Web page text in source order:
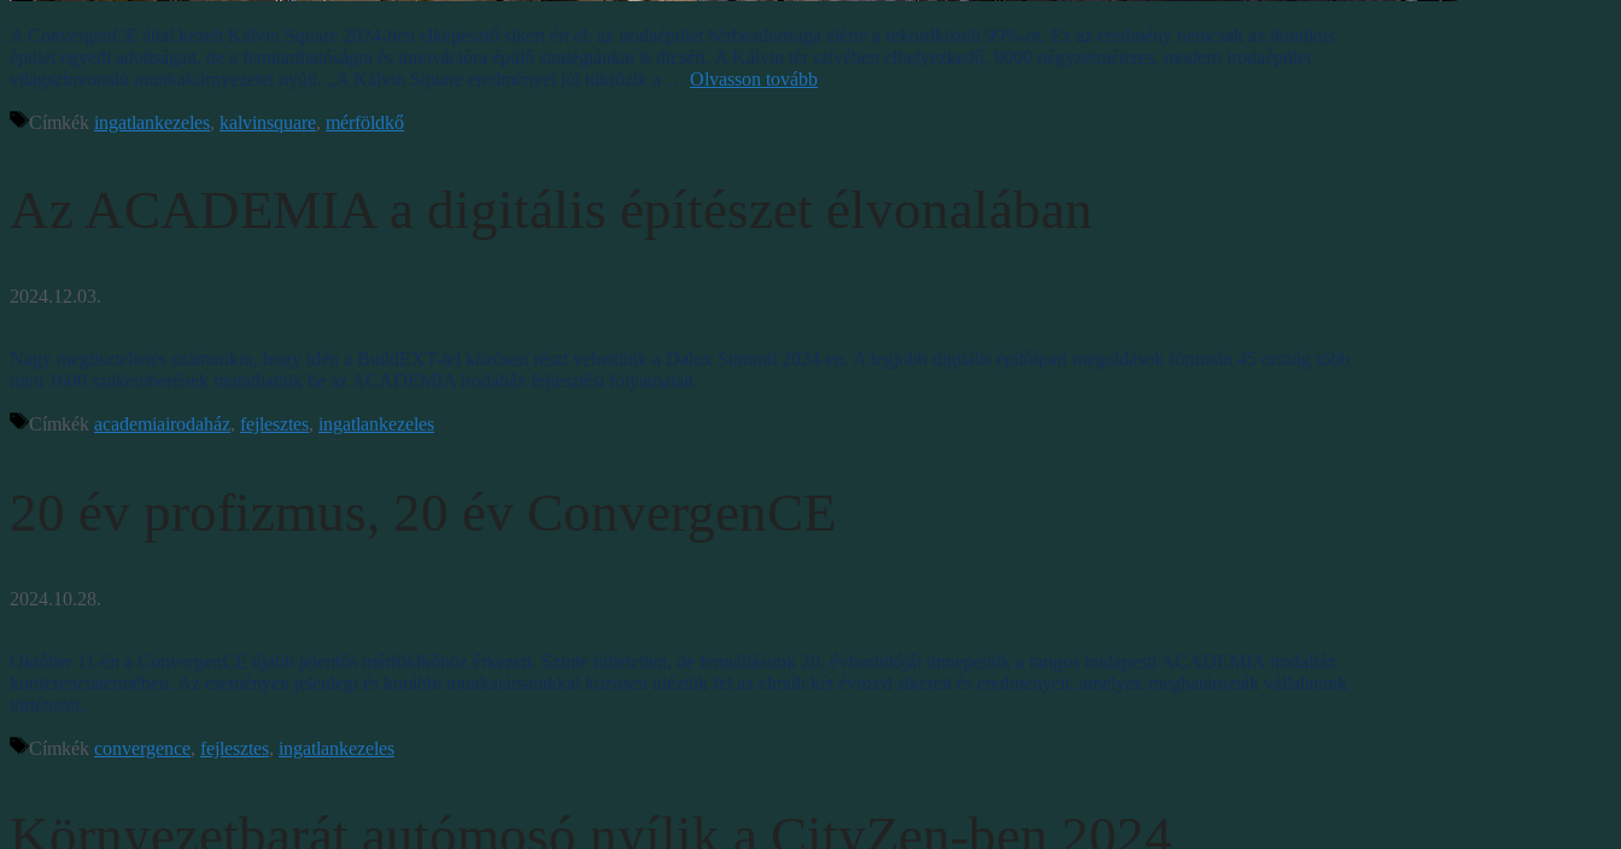
A ConvergenCE által kezelt Kálvin Square 2024-ben elképesztő sikert ért el: az irodaépület bérbeadottsága elérte a rekordközeli 99%-ot. Ez az eredmény nemcsak az ikonikus
épület egyedi adottságait, de a fenntarthatóságra és innovációra épülő stratégiánkat is dicséri. A Kálvin tér szívében elhelyezkedő, 9000 négyzetméteres, modern irodaépület
világszínvonalú munkakörnyezetet nyújt. „A Kálvin Square eredményei jól tükrözik a … Olvasson tovább
Címkék ingatlankezeles, kalvinsquare, mérföldkő
2024.12.03.
Nagy megtiszteltetés számunkra, hogy idén a BuildEXT-tel közösen részt vehettünk a Dalux Summit 2024-en. A legjobb digitális építőipari megoldások fórumán 45 ország több
mint 1600 szakemberének mutathattuk be az ACADEMIA irodaház fejlesztési folyamatait.
Címkék academiairodaház, fejlesztes, ingatlankezeles
2024.10.28.
Október 11-én a ConvergenCE újabb jelentős mérföldkőhöz érkezett. Szinte hihetetlen, de fennállásunk 20. évfordulóját ünnepeltük a rangos budapesti ACADEMIA irodaház
konferenciatermében. Az eseményen jelenlegi és korábbi munkatársainkkal közösen idéztük fel az elmúlt két évtized sikereit és eredményeit, amelyek meghatározták vállalatunk
történetét.
Címkék convergence, fejlesztes, ingatlankezeles